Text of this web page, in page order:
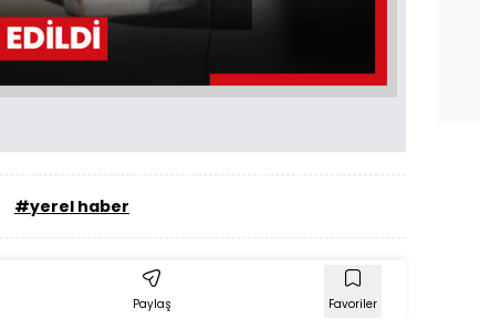
#yerel haber
Paylaş Favoriler